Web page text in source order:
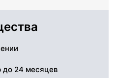
до 24 месяцев